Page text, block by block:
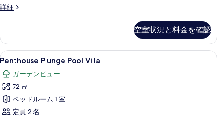
す
の
写
真
を
表
示
詳細
ル
Pool
Villa
King)
詳
細
空室状況と料金を確認
Penthouse
Plunge
Pool
Villa
の
す
高級寝具、セーフティボックス (室
7
Penthouse Plunge Pool Villa
ガーデンビュー
72 ㎡
ベッドルーム 1 室
定員 2 名